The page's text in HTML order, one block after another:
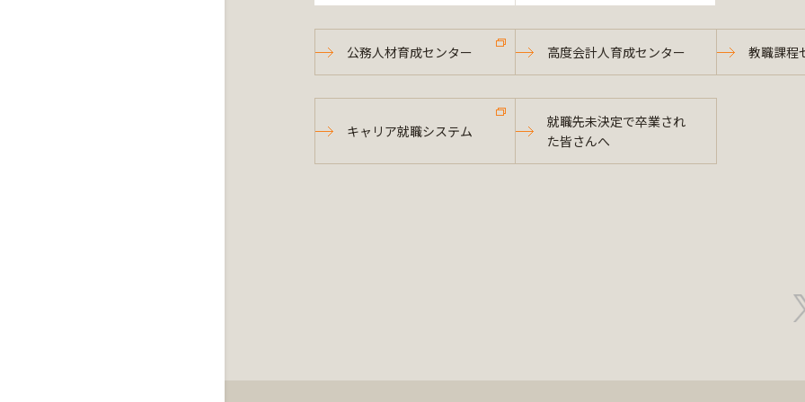
公務人材育成センター 高度会計人育成センター 教職課程
キャリア就職システム
就職先未決定で卒業され
た皆さんへ